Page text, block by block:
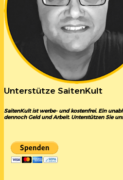
Unterstütze SaitenKult
SaitenKult ist werbe- und kostenfrei. Ein
dennoch Geld und Arbeit. Unterstützen Sie